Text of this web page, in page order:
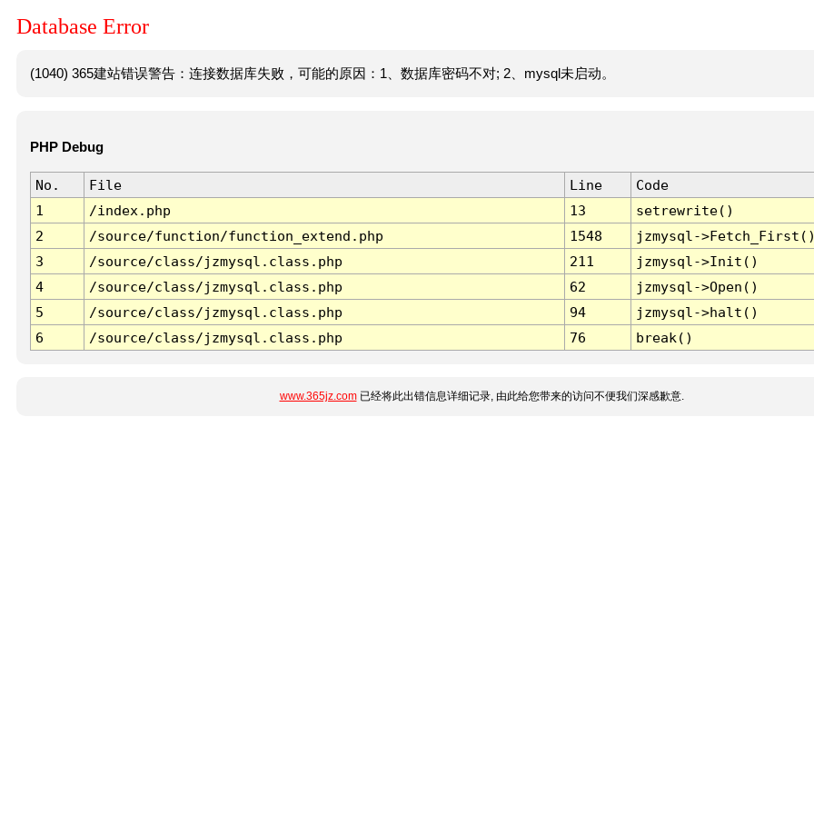
Database Error
(1040) 365建站错误警告：连接数据库失败，可能的原因：1、数据库密码不对; 2、mysql未启动。
PHP Debug
No. File Line
Code
1
/index.php 13
setrewrite()
2
/source/function/function_extend.php 1548
jzmysql-
3
/source/class/jzmysql.class.php 211
jzmysql->Init()
4
/source/class/jzmysql.class.php 62
jzmysql->Open()
5
/source/class/jzmysql.class.php 94
jzmysql->halt()
6
/source/class/jzmysql.class.php 76 break()
www.365jz.com已经将此出错信息详细记录, 由此给您带来的访问不便我们深感歉意.